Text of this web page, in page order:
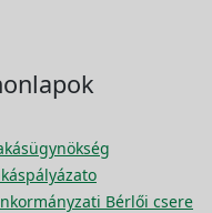
Bérlői csere